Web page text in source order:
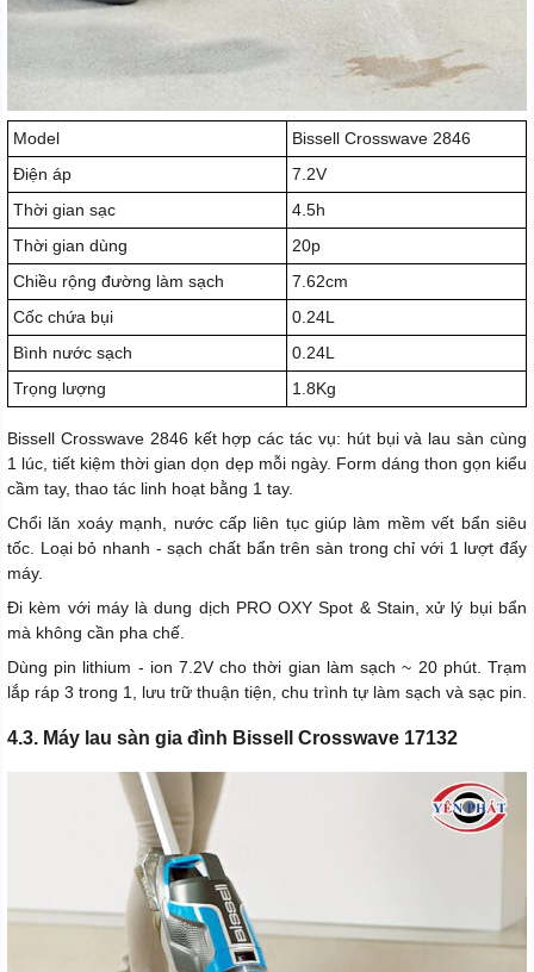
Model
Bissell Crosswave 2846
Điện áp
7.2V
Thời gian sạc
4.5h
Thời gian dùng
20p
Chiều rộng đường làm sạch
7.62cm
Cốc chứa bụi
0.24L
Bình nước sạch
0.24L
Trọng lượng
1.8Kg
Bissell Crosswave 2846 kết hợp các tác vụ: hút bụi và lau sàn cùng
1 lúc, tiết kiệm thời gian dọn dẹp mỗi ngày. Form dáng thon gọn kiểu
cầm tay, thao tác linh hoạt bằng 1 tay.
Chổi lăn xoáy mạnh, nước cấp liên tục giúp làm mềm vết bẩn siêu
tốc. Loại bỏ nhanh - sạch chất bẩn trên sàn trong chỉ với 1 lượt đẩy
máy.
Đi kèm với máy là dung dịch PRO OXY Spot & Stain, xử lý bụi bẩn
mà không cần pha chế.
Dùng pin lithium - ion 7.2V cho thời gian làm sạch ~ 20 phút. Trạm
lắp ráp 3 trong 1, lưu trữ thuận tiện, chu trình tự làm sạch và sạc pin.
4.3. Máy lau sàn gia đình Bissell Crosswave 17132